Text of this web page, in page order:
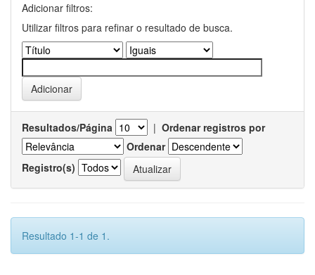
Adicionar filtros:
Utilizar filtros para refinar o resultado de busca.
Resultados/Página | Ordenar registros por
Ordenar
Registro(s)
Resultado 1-1 de 1.